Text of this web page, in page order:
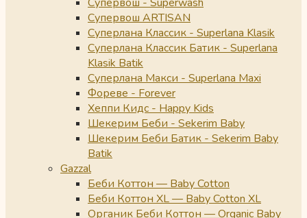
Супервош ARTISAN
Суперлана Классик - Superlana Klasik
Суперлана Классик Батик - Superlana
Klasik Batik
Суперлана Макси - Superlana Maxi
Фореве - Forever
Хеппи Кидс - Happy Kids
Шекерим Беби - Sekerim Baby
Шекерим Беби Батик - Sekerim Baby
Batik
Gazzal
Беби Коттон — Baby Cotton
Беби Коттон XL — Baby Cotton XL
Органик Беби Коттон — Organic Baby